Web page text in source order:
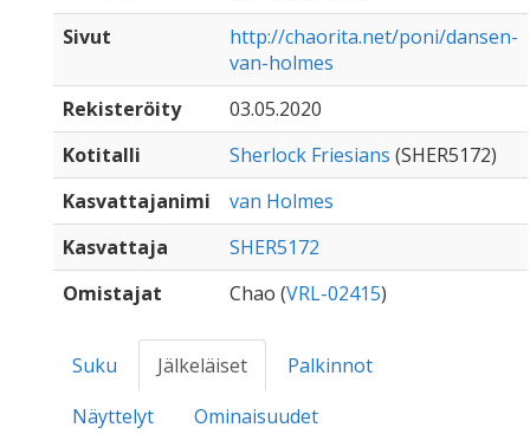
Sivut
http://chaorita.net/poni/dansen-
van-holmes
Rekisteröity
03.05.2020
Kotitalli
Sherlock Friesians (SHER5172)
Kasvattajanimi
van Holmes
Kasvattaja
SHER5172
Omistajat
Chao (VRL-02415)
Suku Jälkeläiset
Palkinnot
Näyttelyt
Ominaisuudet